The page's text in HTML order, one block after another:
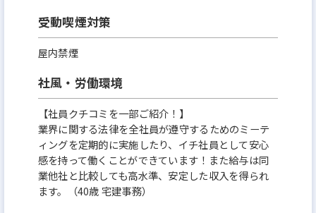
受動喫煙対策
屋内禁煙
社風・労働環境
【社員クチコミを一部ご紹介！】
業界に関する法律を全社員が遵守するためのミーテ
ィングを定期的に実施したり、イチ社員として安心
感を持って働くことができています！また給与は同
業他社と比較しても高水準、安定した収入を得られ
ます。（40歳 宅建事務）